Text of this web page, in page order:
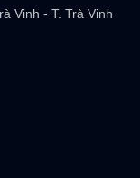
Vinh - T. Trà Vinh